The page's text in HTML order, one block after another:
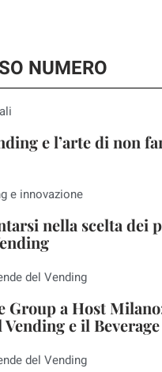
NUMERO
e l’arte di non
e innovazione
nella scelta dei
del Vending
Group a Host
e il Beverage
del Vending